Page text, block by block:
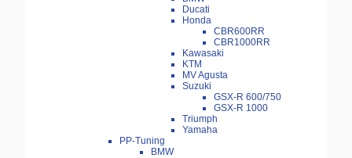
Ducati
Honda
CBR600RR
CBR1000RR
Kawasaki
KTM
MV Agusta
Suzuki
GSX-R 600/750
GSX-R 1000
Triumph
Yamaha
PP-Tuning
BMW